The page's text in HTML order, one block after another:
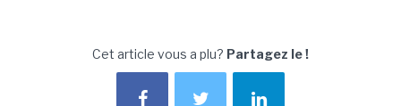
Cet article vous a plu? Partagez le !